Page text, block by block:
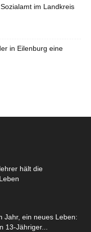
im Landkreis
in Eilenburg eine
hält die
Jahr, ein neues Leben:
13-Jähriger...